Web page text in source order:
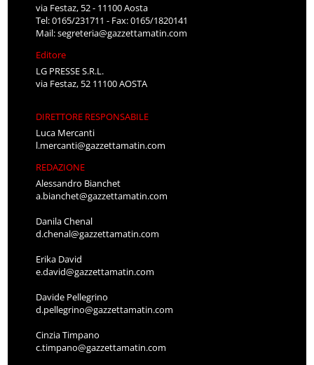
via Festaz, 52 - 11100 Aosta
Tel: 0165/231711 - Fax: 0165/1820141
Mail:segreteria@gazzettamatin.com
Editore
LG PRESSE S.R.L.
via Festaz, 52 11100 AOSTA
DIRETTORE RESPONSABILE
Luca Mercanti
l.mercanti@gazzettamatin.com
REDAZIONE
Alessandro Bianchet
a.bianchet@gazzettamatin.com
Danila Chenal
d.chenal@gazzettamatin.com
Erika David
e.david@gazzettamatin.com
Davide Pellegrino
d.pellegrino@gazzettamatin.com
Cinzia Timpano
c.timpano@gazzettamatin.com